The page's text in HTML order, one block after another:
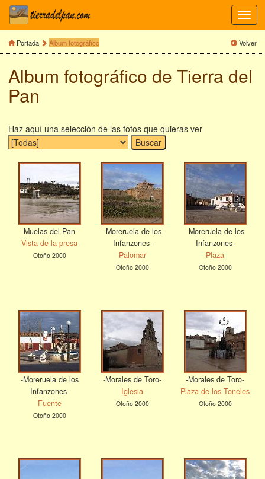
Portada Album fotográfico Volver
Album fotográfico de Tierra del
Pan
Haz aquí una selección de las fotos que quieras ver
-Muelas del Pan-
Vista de la presa
Otoño 2000
-Moreruela de los
Infanzones-
Palomar
Otoño 2000
-Moreruela de los
Infanzones-
Plaza
Otoño 2000
-Moreruela de los
Infanzones-
Fuente
Otoño 2000
-Morales de Toro-
Iglesia
Otoño 2000
-Morales de Toro-
Plaza de los Toneles
Otoño 2000